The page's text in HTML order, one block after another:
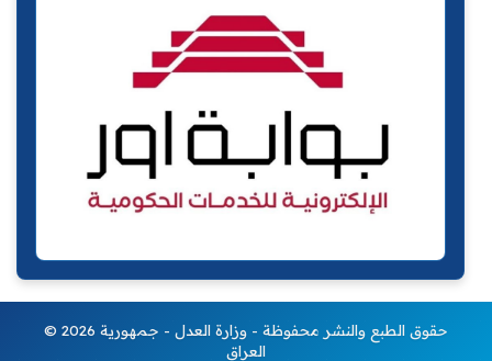
© 2026 حقوق الطبع والنشر محفوظة - وزارة العدل - جمهورية
العراق